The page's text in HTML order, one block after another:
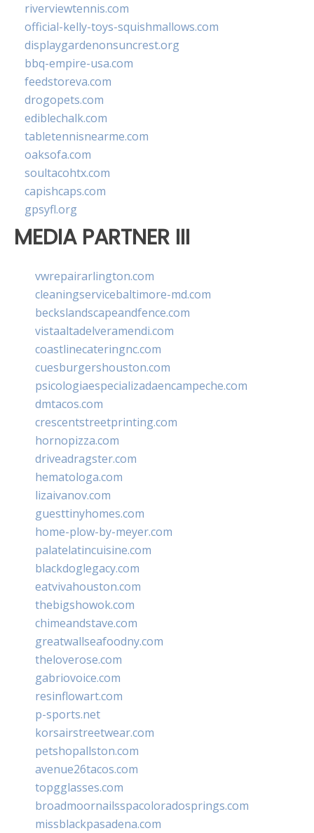
riverviewtennis.com
official-kelly-toys-squishmallows.com
displaygardenonsuncrest.org
bbq-empire-usa.com
feedstoreva.com
drogopets.com
ediblechalk.com
tabletennisnearme.com
oaksofa.com
soultacohtx.com
capishcaps.com
gpsyfl.org
MEDIA PARTNER III
vwrepairarlington.com
cleaningservicebaltimore-md.com
beckslandscapeandfence.com
vistaaltadelveramendi.com
coastlinecateringnc.com
cuesburgershouston.com
psicologiaespecializadaencampeche.com
dmtacos.com
crescentstreetprinting.com
hornopizza.com
driveadragster.com
hematologa.com
lizaivanov.com
guesttinyhomes.com
home-plow-by-meyer.com
palatelatincuisine.com
blackdoglegacy.com
eatvivahouston.com
thebigshowok.com
chimeandstave.com
greatwallseafoodny.com
theloverose.com
gabriovoice.com
resinflowart.com
p-sports.net
korsairstreetwear.com
petshopallston.com
avenue26tacos.com
topgglasses.com
broadmoornailsspacoloradosprings.com
missblackpasadena.com